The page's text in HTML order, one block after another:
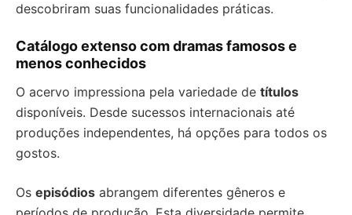
descobriram suas funcionalidades práticas.
Catálogo extenso com dramas famosos e
menos conhecidos
O acervo impressiona pela variedade de títulos
disponíveis. Desde sucessos internacionais até
produções independentes, há opções para todos os
gostos.
Os episódios abrangem diferentes gêneros e